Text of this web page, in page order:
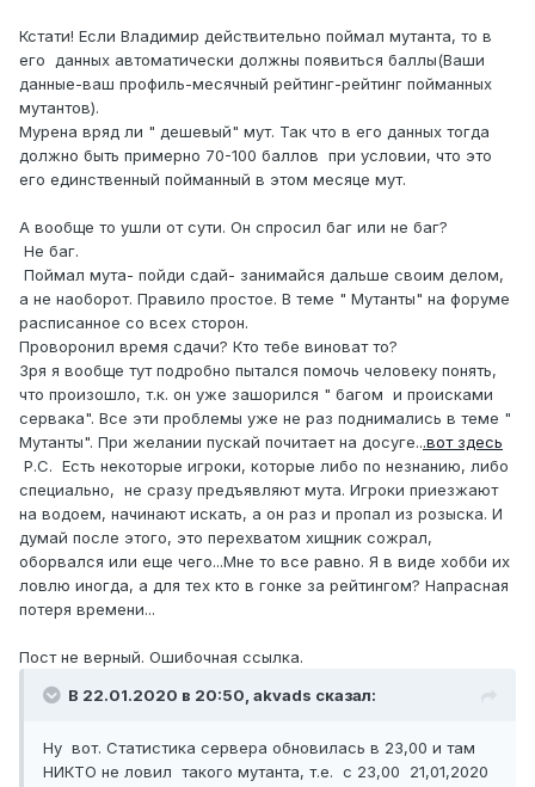
Кстати! Если Владимир действительно поймал мутанта, то в
его данных автоматически должны появиться баллы(Ваши
данные-ваш профиль-месячный рейтинг-рейтинг пойманных
мутантов).
Мурена вряд ли " дешевый" мут. Так что в его данных тогда
должно быть примерно 70-100 баллов при условии, что это
его единственный пойманный в этом месяце мут.
А вообще то ушли от сути. Он спросил баг или не баг?
Не баг.
Поймал мута- пойди сдай- занимайся дальше своим делом,
а не наоборот. Правило простое. В теме " Мутанты" на форуме
расписанное со всех сторон.
Проворонил время сдачи? Кто тебе виноват то?
Зря я вообще тут подробно пытался помочь человеку понять,
что произошло, т.к. он уже зашорился " багом и происками
сервака". Все эти проблемы уже не раз поднимались в теме "
Мутанты". При желании пускай почитает на досуге...вот здесь
Р.С. Есть некоторые игроки, которые либо по незнанию, либо
специально, не сразу предъявляют мута. Игроки приезжают
на водоем, начинают искать, а он раз и пропал из розыска. И
думай после этого, это перехватом хищник сожрал,
оборвался или еще чего...Мне то все равно. Я в виде хобби их
ловлю иногда, а для тех кто в гонке за рейтингом? Напрасная
потеря времени...
Пост не верный. Ошибочная ссылка.
В 22.01.2020 в 20:50, akvads сказал:
Ну вот. Статистика сервера обновилась в 23,00 и там
НИКТО не ловил такого мутанта, т.е. с 23,00 21,01,2020